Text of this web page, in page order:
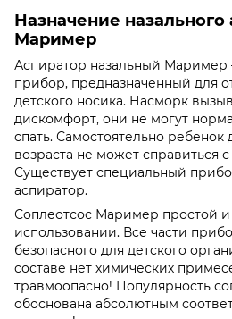
Назначение назального
Маример
Аспиратор назальный Маример
прибор, предназначенный для
детского носика. Насморк
дискомфорт, они не могут
спать. Самостоятельно
возраста не может справиться
Существует специальный
аспиратор.
Соплеотсос Маример простой
использовании. Все части
безопасного для детского
составе нет химических
травмоопасно! Популярность
обоснована абсолютным